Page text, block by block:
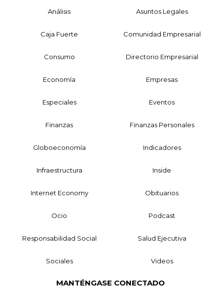
Análisis Asuntos Legales
Caja Fuerte Comunidad Empresarial
Consumo Directorio Empresarial
Economía Empresas
Especiales Eventos
Finanzas Finanzas Personales
Globoeconomía Indicadores
Infraestructura Inside
Internet Economy Obituarios
Ocio Podcast
Responsabilidad Social Salud Ejecutiva
Sociales Videos
MANTÉNGASE CONECTADO